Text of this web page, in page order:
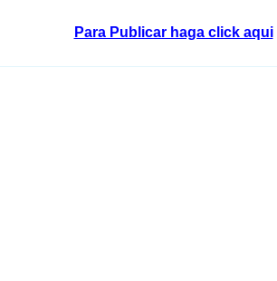
Para Publicar haga click aqui|